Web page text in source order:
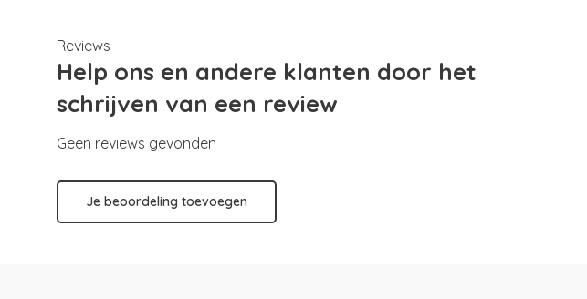
Reviews
Help ons en andere klanten door het
schrijven van een review
Geen reviews gevonden
Je beoordeling toevoegen